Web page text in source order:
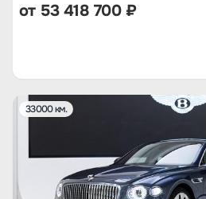
от 53 418 700₽
33000 км.